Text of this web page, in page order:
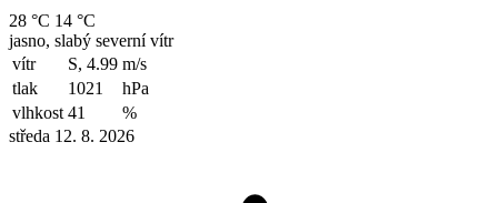
28 °C 14 °C
jasno, slabý severní vítr
vítr
S, 4.99 m/s
tlak
1021
hPa
vlhkost 41
%
středa 12. 8. 2026